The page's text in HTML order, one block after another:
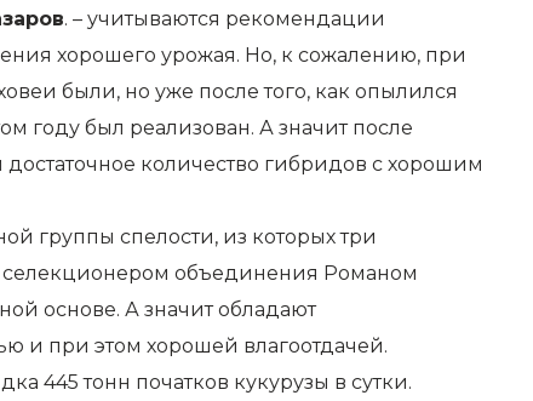
. – учитываются рекомендации
хорошего урожая. Но, к сожалению, при
были, но уже после того, как опылился
году был реализован. А значит после
количество гибридов с хорошим
группы спелости, из которых три
селекционером объединения Романом
основе. А значит обладают
и при этом хорошей влагоотдачей.
445 тонн початков кукурузы в сутки.